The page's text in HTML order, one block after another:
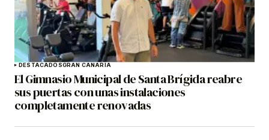
DESTACADOSGRAN CANARIA
El Gimnasio Municipal de Santa Brígida reabre
sus puertas con unas instalaciones
completamente renovadas